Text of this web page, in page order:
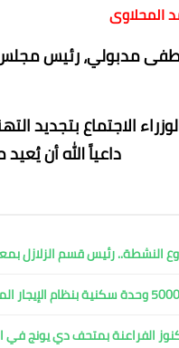
المحلاوى
مدبولي، رئيس مجلس
الاجتماع بتجديد
داعياً الله أن
النشطة.. رئيس قسم
الفراعنة بمتحف دي يونج في